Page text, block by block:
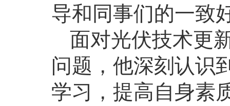
导和同事们的一致
面对光伏技术更
问题，他深刻认识
学习，提高自身素